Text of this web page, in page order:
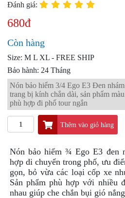
ĐỒ
CHƠI
PG1
PHỤ
KIỆN
YAMAHA
PG-
1
CẢNG
GIVI
ZR
ĐỒ
XE
PHỤ
KIỆN
XSR
155
Đánh giá:
680đ
Còn hàng
Size: M L XL - FREE SHIP
Bảo hành: 24 Tháng
Nón bảo hiểm 3/4 Ego E3 Đen
trang bị kính chắn dài, sản phẩm
phù hợp đi phố tour ngắn
Thêm vào giỏ hàng
Nón bảo hiểm ¾ Ego E3 đen
hợp di chuyển trong phố, ưu
gọn, bỏ vừa các loại cốp xe
Sản phẩm phù hợp với nhiều
nhau giúp che chắn bụi gió